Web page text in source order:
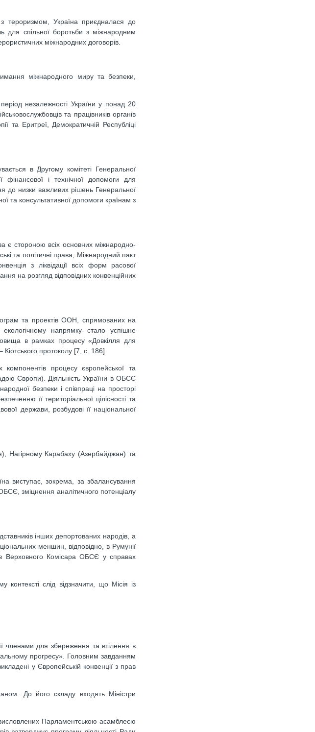
з тероризмом, Україна приєдналася до
для спільної боротьби з міжнародним
міжнародних договорів.
міжнародного миру та безпеки,
незалежності України у понад 20
та працівників органів
та Еритреї, Демократичній Республіці
в Другому комітеті Генеральної
і технічної допомоги для
до низки важливих рішень Генеральної
та консультативної допомоги країнам з
є стороною всіх основних міжнародно-
та політичні права, Міжнародний пакт
з ліквідації всіх форм расової
на розгляд відповідних конвенційних
та проектів ООН, спрямованих на
напрямку стало успішне
в рамках процесу «Довкілля для
протоколу [7, с. 186].
процесу європейської та
Європи). Діяльність України в ОБСЄ
безпеки і співпраці на просторі
її територіальної цілісності та
держави, розбудові її національної
Нагірному Карабаху (Азербайджан) та
виступає, зокрема, за збалансування
зміцнення аналітичного потенціалу
інших депортованих народів, а
меншин, відповідно, в Румунії
Верховного Комісара ОБСЄ у справах
слід відзначити, що Місія із
членами для збереження та втілення в
прогресу». Головним завданням
у Європейській конвенції з прав
До його складу входять Міністри
Парламентською асамблеєю